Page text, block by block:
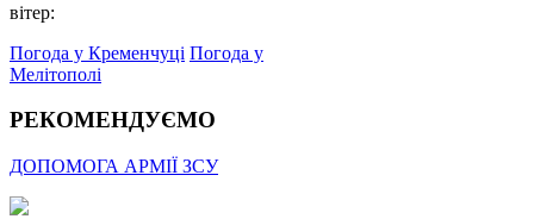
вітер:
Погода у Кременчуці Погода у
Мелітополі
РЕКОМЕНДУЄМО
ДОПОМОГА АРМІЇ ЗСУ